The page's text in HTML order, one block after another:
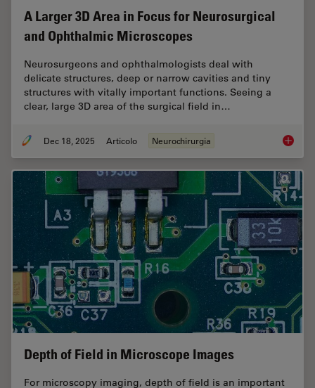
A Larger 3D Area in Focus for Neurosurgical
and Ophthalmic Microscopes
Neurosurgeons and ophthalmologists deal with
delicate structures, deep or narrow cavities and tiny
structures with vitally important functions. Seeing a
clear, large 3D area of the surgical field in…
Dec 18, 2025 Articolo Neurochirurgia A
Depth of Field in Microscope Images
For microscopy imaging, depth of field is an important